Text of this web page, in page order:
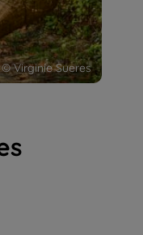
© Virginie Sueres